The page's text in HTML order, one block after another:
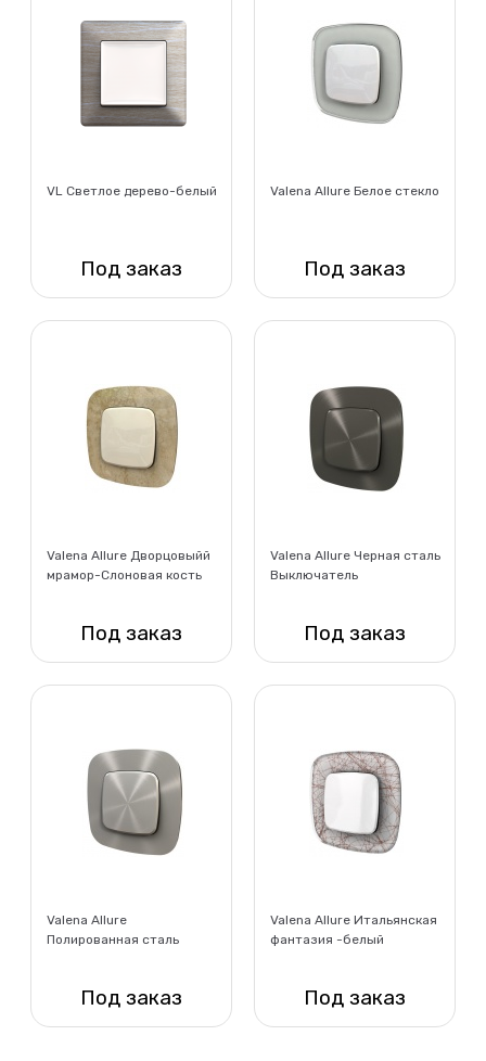
VL Светлое дерево-белый
Под заказ
Нет в наличии
Valena Allure Белое стекло
Под заказ
Нет в наличии
Valena Allure Дворцовыйй
мрамор-Слоновая кость
Под заказ
Нет в наличии
Valena Allure Черная сталь
Выключатель
Под заказ
Нет в наличии
Valena Allure
Полированная сталь
Под заказ
Valena Allure Итальянская
фантазия -белый
Под заказ